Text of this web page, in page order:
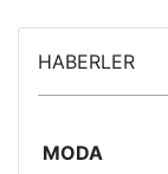
HABERLER
MODA